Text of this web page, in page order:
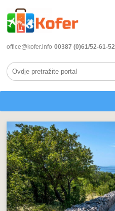
office@kofer.info 00387 (0)61/52-61-52